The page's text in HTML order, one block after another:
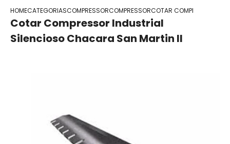
HOMECATEGORIASCOMPRESSORES INDUSTRIAIS
COMPRESSOR ALTERNATIVO INDUSTRIAL
COTAR COMPRESSOR
Cotar Compressor Industrial
Silencioso Chacara San Martin II